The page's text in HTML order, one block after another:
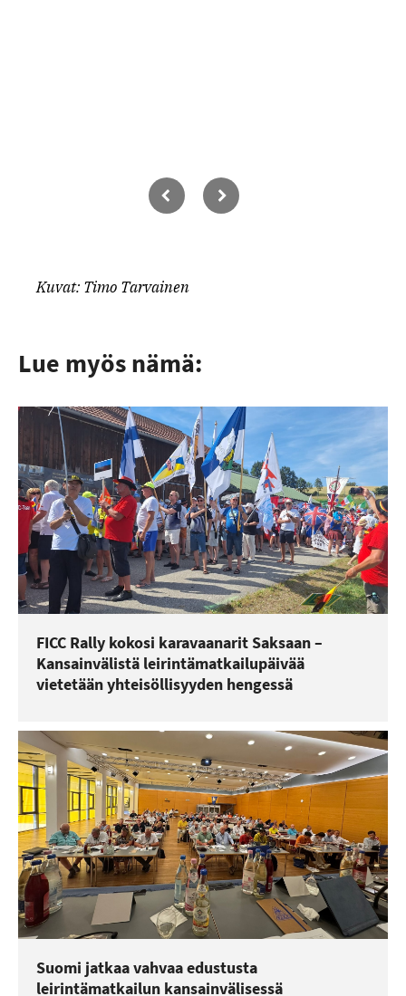
Kuvat: Timo Tarvainen
Lue myös nämä:
FICC Rally kokosi karavaanarit Saksaan –
Kansainvälistä leirintämatkailupäivää
vietetään yhteisöllisyyden hengessä
Suomi jatkaa vahvaa edustusta
leirintämatkailun kansainvälisessä